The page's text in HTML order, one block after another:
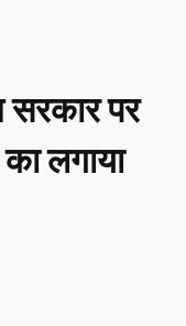
पर
लगाया